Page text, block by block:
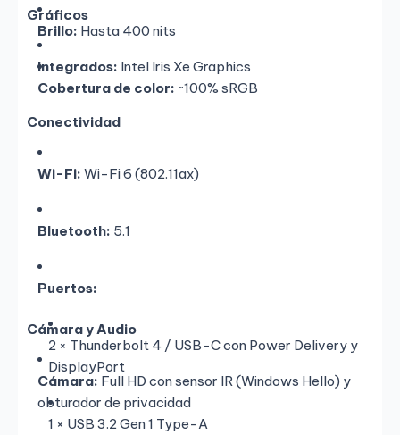
Brillo: Hasta 400 nits
Cobertura de color: ~100% sRGB
Gráficos
Integrados: Intel Iris Xe Graphics
Conectividad
Wi-Fi: Wi-Fi 6 (802.11ax)
Bluetooth: 5.1
Puertos:
2 × Thunderbolt 4 / USB-C con Power Delivery y
DisplayPort
1 × USB 3.2 Gen 1 Type-A
Cámara y Audio
Cámara: Full HD con sensor IR (Windows Hello) y
obturador de privacidad